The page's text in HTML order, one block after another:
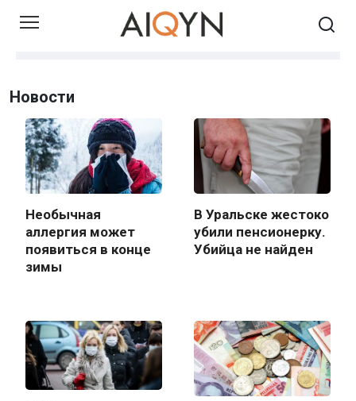
Skip
Новости
Необычная
аллергия может
появиться в конце
зимы
В Уральске жестоко
убили пенсионерку.
Убийца не найден